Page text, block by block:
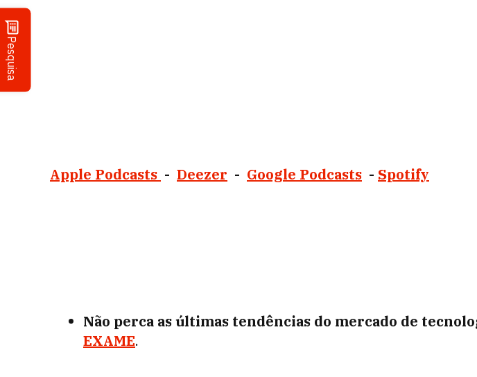
Pesquisa
Apple Podcasts - Deezer - Google Podcasts - Spotify
Não perca as últimas tendências do mercado de
EXAME.